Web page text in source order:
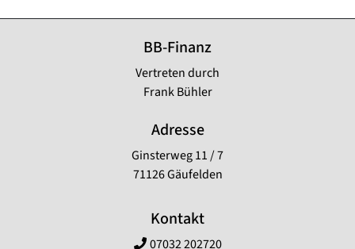
BB-Finanz
Vertreten durch
Frank Bühler
Adresse
Ginsterweg 11 / 7
71126 Gäufelden
Kontakt
07032 202720